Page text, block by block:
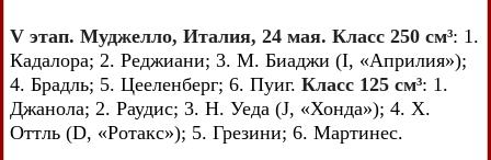
V этап. Муджелло, Италия, 24 мая. Класс 250 см³: 1.
Кадалора; 2. Реджиани; 3. М. Биаджи (I, «Априлия»);
4. Брадль; 5. Цееленберг; 6. Пуиг. Класс 125 см³: 1.
Джанола; 2. Раудис; 3. Н. Уеда (J, «Хонда»); 4. X.
Оттль (D, «Ротакс»); 5. Грезини; 6. Мартинес.